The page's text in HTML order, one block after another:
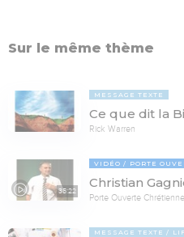
Sur le même thème
MESSAGE TEXTE
Ce que dit la
Rick Warren
35:22
VIDÉO PORTE
Christian
Porte Ouverte Chrétienne
MESSAGE TEXTE